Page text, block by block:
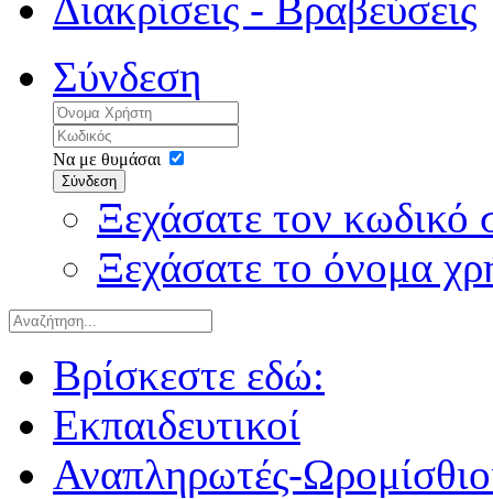
Σύνδεση
Να με θυμάσαι
Σύνδεση
Ξεχάσατε τον κωδικό
Ξεχάσατε το όνομα
Βρίσκεστε εδώ:
Εκπαιδευτικοί
Αναπληρωτές-